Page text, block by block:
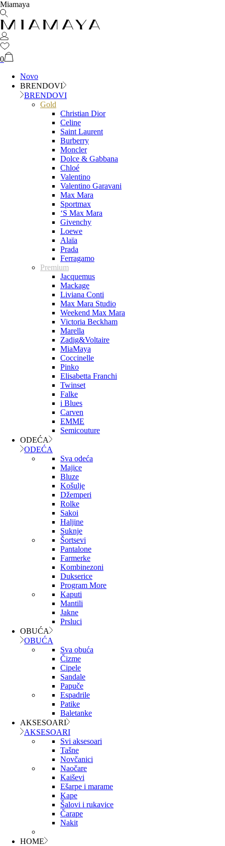
Miamaya
0
Novo
BRENDOVI
BRENDOVI
Gold
Christian Dior
Celine
Saint Laurent
Burberry
Moncler
Dolce & Gabbana
Chloé
Valentino
Valentino Garavani
Max Mara
Sportmax
‘S Max Mara
Givenchy
Loewe
Alaïa
Prada
Ferragamo
Premium
Jacquemus
Mackage
Liviana Conti
Max Mara Studio
Weekend Max Mara
Victoria Beckham
Marella
Zadig&Voltaire
MiaMaya
Coccinelle
Pinko
Elisabetta Franchi
Twinset
Falke
i Blues
Carven
EMME
Semicouture
ODEĆA
ODEĆA
Sva odeća
Majice
Bluze
Košulje
Džemperi
Rolke
Sakoi
Haljine
Suknje
Šortsevi
Pantalone
Farmerke
Kombinezoni
Dukserice
Program More
Kaputi
Mantili
Jakne
Prsluci
OBUĆA
OBUĆA
Sva obuća
Čizme
Cipele
Sandale
Papuče
Espadrile
Patike
Baletanke
AKSESOARI
AKSESOARI
Svi aksesoari
Tašne
Novčanici
Naočare
Kaiševi
Ešarpe i marame
Kape
Šalovi i rukavice
Čarape
Nakit
HOME